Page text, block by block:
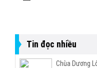
Tin đọc nhiều
Chùa Dương